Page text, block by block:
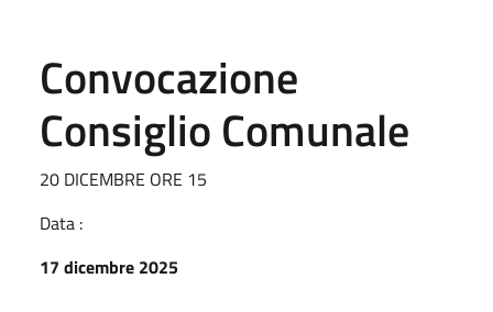
Convocazione
Consiglio Comunale
20 DICEMBRE ORE 15
Data :
17 dicembre 2025